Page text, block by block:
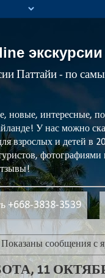
Паттайи - по
новые, интересные,
У нас можно
взрослых и детей в
+668-3838-3539
Показаны сообщения с
11